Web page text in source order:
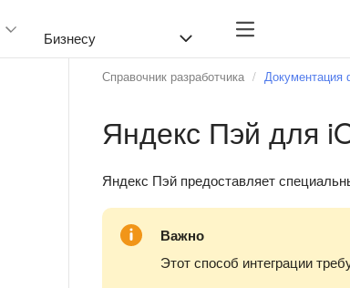
Бизнесу
Личный кабинет
Кредиты
Продвижение
Юридические вопросы
Менеджеру
Справочник разработчика Документация
Яндекс Пэй для
Яндекс Пэй предоставляет
Важно
Этот способ интеграции